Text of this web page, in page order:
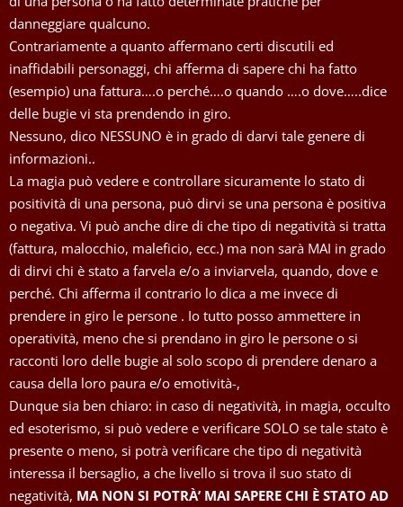
danneggiare qualcuno.
Contrariamente a quanto affermano certi discutili ed
inaffidabili personaggi, chi afferma di sapere chi ha fatto
(esempio) una fattura….o perché….o quando ….o dove…..dice
delle bugie vi sta prendendo in giro.
Nessuno, dico NESSUNO è in grado di darvi tale genere di
informazioni..
La magia può vedere e controllare sicuramente lo stato di
positività di una persona, può dirvi se una persona è positiva
o negativa. Vi può anche dire di che tipo di negatività si tratta
(fattura, malocchio, maleficio, ecc.) ma non sarà MAI in grado
di dirvi chi è stato a farvela e/o a inviarvela, quando, dove e
perché. Chi afferma il contrario lo dica a me invece di
prendere in giro le persone . Io tutto posso ammettere in
operatività, meno che si prendano in giro le persone o si
racconti loro delle bugie al solo scopo di prendere denaro a
causa della loro paura e/o emotività-,
Dunque sia ben chiaro: in caso di negatività, in magia, occulto
ed esoterismo, si può vedere e verificare SOLO se tale stato è
presente o meno, si potrà verificare che tipo di negatività
interessa il bersaglio, a che livello si trova il suo stato di
negatività, MA NON SI POTRÀ’ MAI SAPERE CHI È STATO AD